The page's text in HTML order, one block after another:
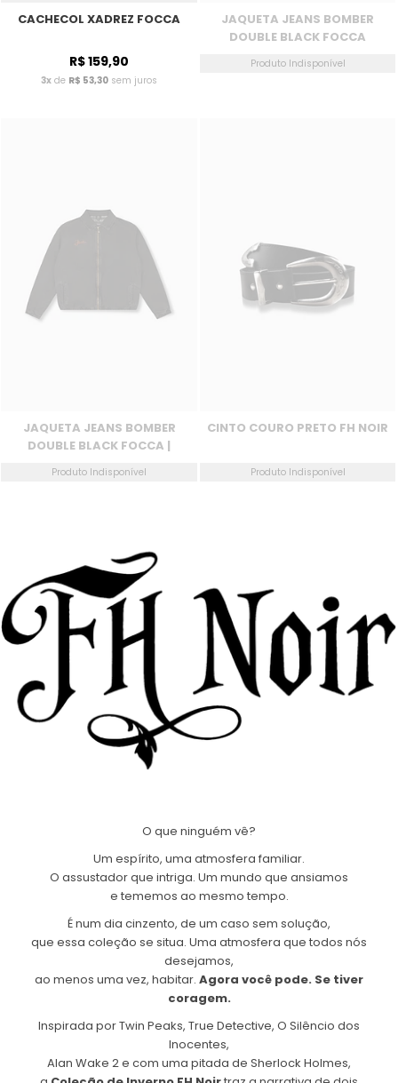
CACHECOL XADREZ FOCCA
R$ 159,90
3x de R$ 53,30 sem juros
JAQUETA JEANS BOMBER
DOUBLE BLACK FOCCA
Produto Indisponível
JAQUETA JEANS BOMBER
DOUBLE BLACK FOCCA |
EDIÇÃO ESPECIAL
Produto Indisponível
CINTO COURO PRETO FH NOIR
Produto Indisponível
O que ninguém vê?
Um espírito, uma atmosfera familiar.
O assustador que intriga. Um mundo que ansiamos
e tememos ao mesmo tempo.
É num dia cinzento, de um caso sem solução,
que essa coleção se situa. Uma atmosfera que todos nós
desejamos,
ao menos uma vez, habitar. Agora você pode. Se tiver
coragem.
Inspirada por Twin Peaks, True Detective, O Silêncio dos
Inocentes,
Alan Wake 2 e com uma pitada de Sherlock Holmes,